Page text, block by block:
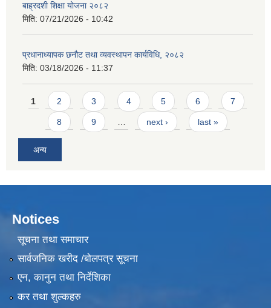
बाह्रदशी शिक्षा योजना २०८२
मिति: 07/21/2026 - 10:42
प्रधानाध्यापक छनौट तथा व्यवस्थापन कार्यविधि, २०८२
मिति: 03/18/2026 - 11:37
Pages
1 2 3 4 5 6 7
8 9 next › last »
अन्य
Notices
सूचना तथा समाचार
सार्वजनिक खरीद /बोलपत्र सूचना
एन, कानुन तथा निर्देशिका
कर तथा शुल्कहरु